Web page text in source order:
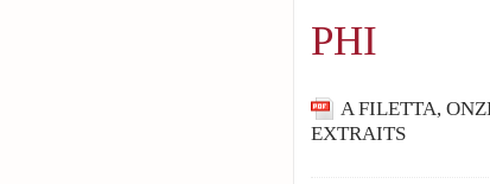
PHI
A FILETTA,
EXTRAITS